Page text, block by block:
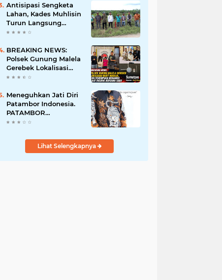
Pastikan Proses
Hukum Berjalan
Antisipasi Sengketa
Lahan, Kades Muhlisin
Turun Langsung
Tinjau Batas Wilayah
Diserobot PT Jatim
Jaya Perkasa
BREAKING NEWS:
Polsek Gunung Malela
Gerebek Lokalisasi
Bukit Maraja, Dua
Saat Diciduk Bersama
Sabu
Meneguhkan Jati Diri
Patambor Indonesia.
PATAMBOR
INDONESIA Akan
Jakarta.
Lihat Selengkapnya